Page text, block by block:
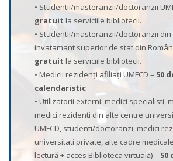
• Studentii/masteranzii/doctoranzii
gratuit la serviciile bibliotecii.
• Studentii/masteranzii/doctoranzii
invatamant superior de stat din
gratuit la serviciile bibliotecii.
• Medicii rezidenți afiliați UMFCD – 50
calendaristic
• Utilizatorii externi: medici specialisti,
medici rezidenti din alte centre
UMFCD, studenti/doctoranzi, medici
universitati private, alte cadre
lectură + acces Biblioteca virtuală) – 50